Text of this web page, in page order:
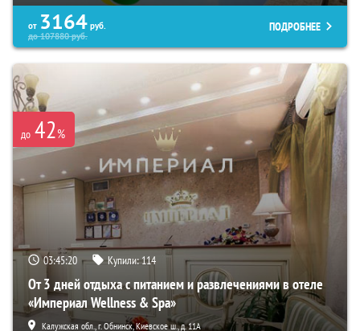
от 3164 руб.
до107880руб.
ПОДРОБНЕЕ
до 42%
03:45:18 Купили:114
От 3 дней отдыха с питанием и развлечениями в отеле
«Империал Wellness & Spa»
Калужская обл., г. Обнинск, Киевское ш., д. 11А